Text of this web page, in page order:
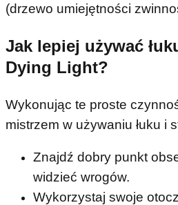
(drzewo umiejętności
Jak lepiej używać
Dying Light?
Wykonując te proste
mistrzem w używaniu łuku i
Znajdź dobry punkt
widzieć wrogów.
Wykorzystaj swoje